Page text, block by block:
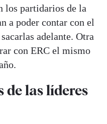
los partidarios de la
a poder contar con el
adelante. Otra
con ERC el mismo
de las líderes